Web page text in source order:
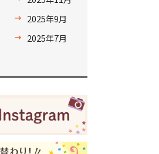
2025年9月
2025年7月